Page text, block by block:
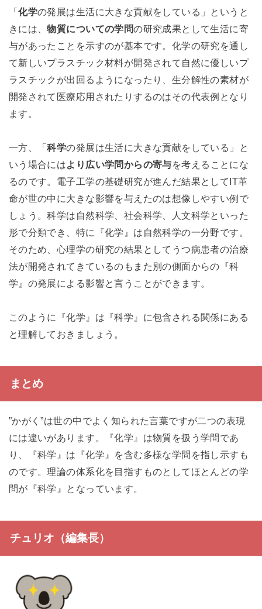
「化学の発展は生活に大きな貢献をしている」というと
きには、物質についての学問の研究成果として生活に寄
与があったことを示すのが基本です。化学の研究を通し
て新しいプラスチック材料が開発されて自然に優しいプ
ラスチックが出回るようになったり、生分解性の素材が
開発されて医療応用されたりするのはその代表例となり
ます。
一方、「科学の発展は生活に大きな貢献をしている」と
いう場合にはより広い学問からの寄与を考えることにな
るのです。電子工学の基礎研究が進んだ結果としてIT革
命が世の中に大きな影響を与えたのは想像しやすい例で
しょう。科学は自然科学、社会科学、人文科学といった
形で分類でき、特に『化学』は自然科学の一分野です。
そのため、心理学の研究の結果としてうつ病患者の治療
法が開発されてきているのもまた別の側面からの『科
学』の発展による影響と言うことができます。
このように『化学』は『科学』に包含される関係にある
と理解しておきましょう。
まとめ
”かがく”は世の中でよく知られた言葉ですが二つの表現
には違いがあります。『化学』は物質を扱う学問であ
り、『科学』は『化学』を含む多様な学問を指し示すも
のです。理論の体系化を目指すものとしてほとんどの学
問が『科学』となっています。
チュリオ（編集長）